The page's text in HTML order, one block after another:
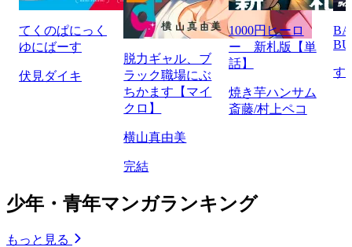
てくのぱにっく
ゆにばーす
伏見ダイキ
脱力ギャル、ブ
ラック職場にぶ
ちかます【マイ
クロ】
横山真由美
完結
1000円ヒーロ
ー 新札版【単
話】
焼き芋ハンサム
斎藤/村上ペコ
す
少年・青年マンガランキング
もっと見る